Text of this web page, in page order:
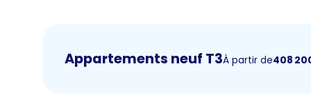
Appartements neuf T3À partir de408